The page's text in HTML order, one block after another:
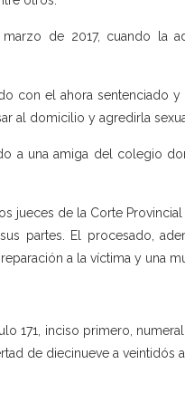
de 2017, cuando la
con el ahora sentenciado
al domicilio y agredirla
a una amiga del colegio
jueces de la Corte
partes. El procesado,
a la víctima y una
171, inciso primero,
de diecinueve a veintidós